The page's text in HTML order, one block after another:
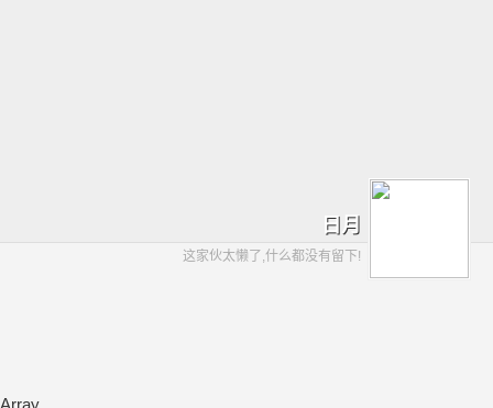
日月
这家伙太懒了,什么都没有留下!
Array